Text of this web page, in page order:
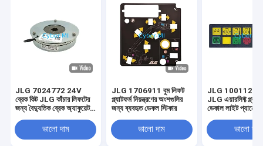
JLG 7024772 24V
ব্রেক কিট JLG কাঁচার লিফটের
জন্য বৈদ্যুতিক ব্রেক অ্যাকুয়েটর
ভালো দাম
JLG 1706911 বুম লিফট
প্ল্যাটফর্ম নিয়ন্ত্রণের অংশগুলির
জন্য ব্যবহৃত ডেকল স্টিকার
ভালো দাম
JLG
JLG এয়ারলিফ্ট
ডেকাল লাইট প্যানেল
ভালো দাম